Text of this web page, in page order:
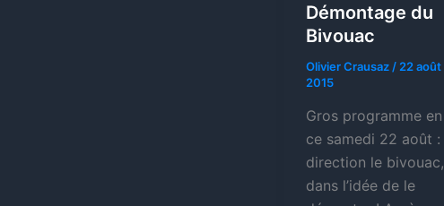
Démontage du
Bivouac
Olivier Crausaz / 22 août
2015
Gros programme en
ce samedi 22 août :
direction le bivouac,
dans l’idée de le